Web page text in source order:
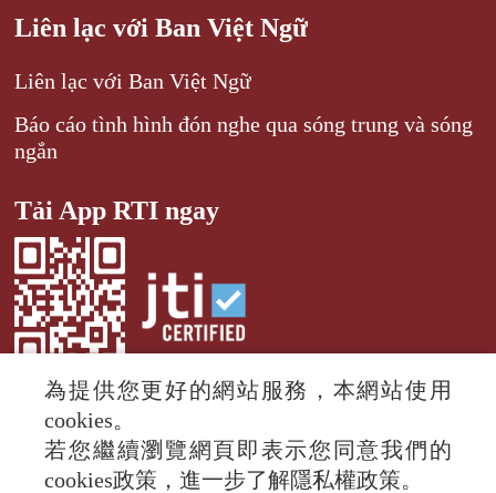
Liên lạc với Ban Việt Ngữ
Liên lạc với Ban Việt Ngữ
Báo cáo tình hình đón nghe qua sóng trung và sóng
ngắn
Tải App RTI ngay
© 2024 RTI (Radio Taiwan International).
All rights reserved.
為提供您更好的網站服務，本網站使用
cookies。
若您繼續瀏覽網頁即表示您同意我們的
cookies政策，進一步了解隱私權政策。